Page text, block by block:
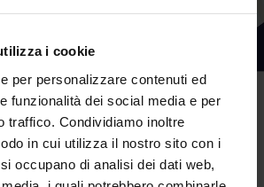
i cookie
per personalizzare contenuti ed
funzionalità dei social media e per
traffico. Condividiamo inoltre
in cui utilizza il nostro sito con i
occupano di analisi dei dati web,